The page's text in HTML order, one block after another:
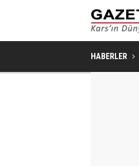
HABERLER